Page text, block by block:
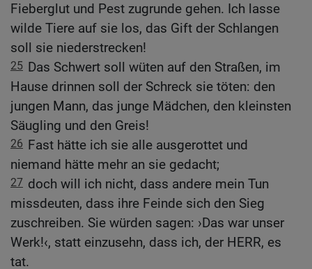
Fieberglut und Pest zugrunde gehen. Ich lasse
wilde Tiere auf sie los, das Gift der Schlangen
soll sie niederstrecken!
25 Das Schwert soll wüten auf den Straßen, im
Hause drinnen soll der Schreck sie töten: den
jungen Mann, das junge Mädchen, den kleinsten
Säugling und den Greis!
26 Fast hätte ich sie alle ausgerottet und
niemand hätte mehr an sie gedacht;
27 doch will ich nicht, dass andere mein Tun
missdeuten, dass ihre Feinde sich den Sieg
zuschreiben. Sie würden sagen: ›Das war unser
Werk!‹, statt einzusehn, dass ich, der HERR, es
tat.